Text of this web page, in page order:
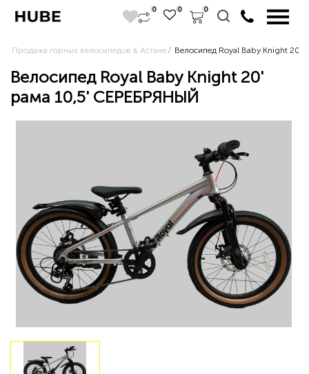
0 0 0
Продажа горных велосипедов в Астане Велосипед Royal Baby Knight
Велосипед Royal Baby Knight 20'
рама 10,5' СЕРЕБРЯНЫЙ